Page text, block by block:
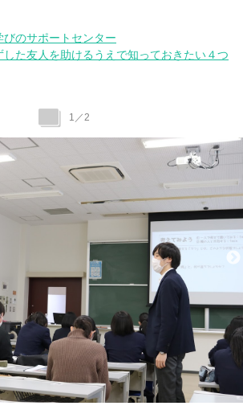
のサポートセンター
した友人を助けるうえで知っておきたい４つ
1 ／2